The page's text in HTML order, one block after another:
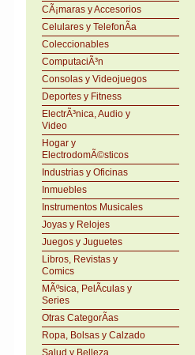
CÃ¡maras y Accesorios
Celulares y TelefonÃ­a
Coleccionables
ComputaciÃ³n
Consolas y Videojuegos
Deportes y Fitness
ElectrÃ³nica, Audio y
Video
Hogar y
ElectrodomÃ©sticos
Industrias y Oficinas
Inmuebles
Instrumentos Musicales
Joyas y Relojes
Juegos y Juguetes
Libros, Revistas y
Comics
MÃºsica, PelÃ­culas y
Series
Otras CategorÃ­as
Ropa, Bolsas y Calzado
Salud y Belleza